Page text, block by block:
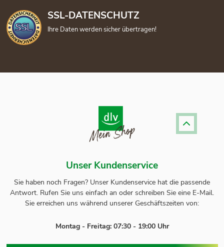
SSL-DATENSCHUTZ
Ihre Daten werden sicher übertragen!
Unser Kundenservice
Sie haben noch Fragen? Unser Kundenservice hat die passende
Antwort. Rufen Sie uns einfach an oder schreiben Sie eine E-Mail.
Sie erreichen uns während unserer Geschäftszeiten von:
Montag - Freitag: 07:30 - 19:00 Uhr